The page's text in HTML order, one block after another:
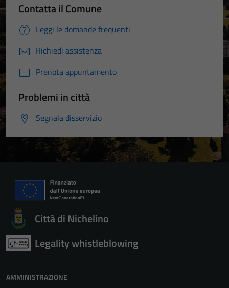
Contatta il Comune
Leggi le domande frequenti
Richiedi assistenza
Prenota appuntamento
Problemi in città
Segnala disservizio
Città di Nichelino
Legality whistleblowing
AMMINISTRAZIONE